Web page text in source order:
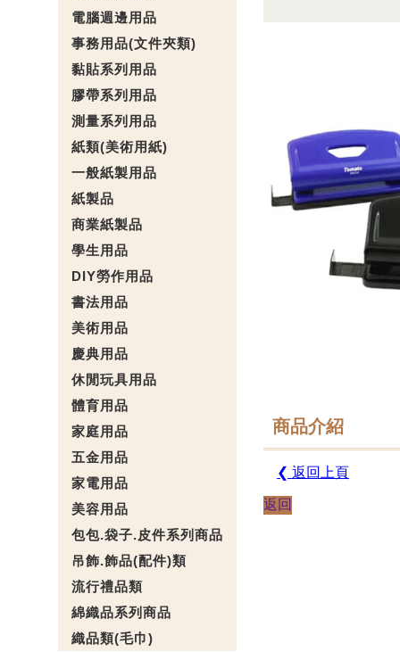
電腦週邊用品
事務用品(文件夾類)
黏貼系列用品
膠帶系列用品
測量系列用品
紙類(美術用紙)
一般紙製用品
紙製品
商業紙製品
學生用品
DIY勞作用品
書法用品
美術用品
慶典用品
休閒玩具用品
體育用品
家庭用品
五金用品
家電用品
美容用品
包包.袋子.皮件系列商品
吊飾.飾品(配件)類
流行禮品類
綿織品系列商品
織品類(毛巾)
商品介紹
❮ 返回上頁
返回